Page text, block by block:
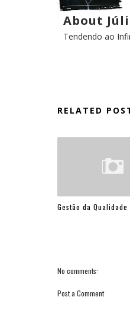
About
Tendendo ao
RELATED
Gestão da Qualidade
No comments:
Post a Comment